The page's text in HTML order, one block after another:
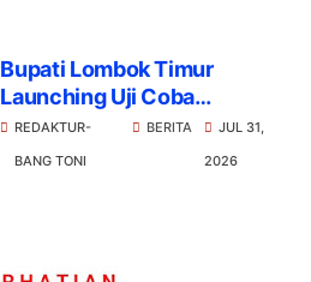
Bupati Lombok Timur
Launching Uji Coba
Digitalisasi Bansos Libatkan
2.576 Agen
REDAKTUR-
BANG TONI
BERITA
JUL 31,
2026